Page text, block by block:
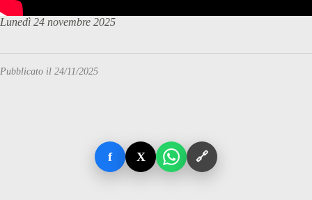
Lunedì 24 novembre 2025
Pubblicato il 24/11/2025
f X 🔗